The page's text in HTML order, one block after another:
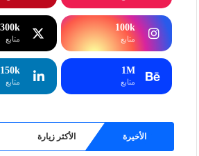
الحجر
الإسراء
الكهف
الأنبياء
100k
متابع
300k
متابع
1M
متابع
150k
متابع
الأخيرة الأكثر زيارة